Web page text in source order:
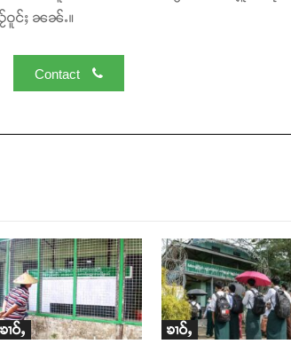
ဝူင်ႈ ၼၼ်ႉ။
Contact
ၶၢဝ်ႇ
ၶၢဝ်ႇ